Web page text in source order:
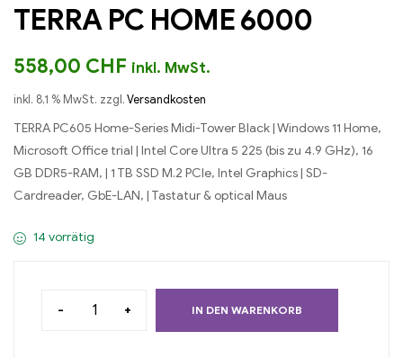
TERRA PC HOME 6000
558,00 CHF inkl. MwSt.
inkl. 8,1 % MwSt. zzgl.Versandkosten
TERRA PC605 Home-Series Midi-Tower Black | Windows 11 Home,
Microsoft Office trial | Intel Core Ultra 5 225 (bis zu 4.9 GHz), 16
GB DDR5-RAM, | 1 TB SSD M.2 PCIe, Intel Graphics | SD-
Cardreader, GbE-LAN, | Tastatur & optical Maus
14 vorrätig
- + IN DEN WARENKORB